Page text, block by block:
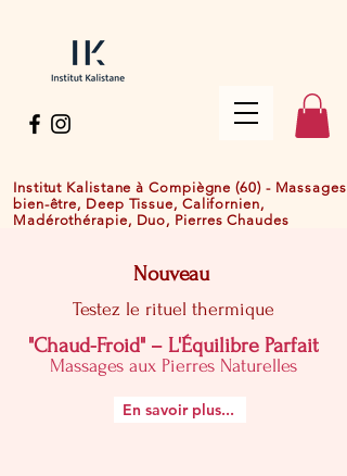
Institut Kalistane à Compiègne (60) - Massages
bien-être, Deep Tissue, Californien,
Madérothérapie, Duo, Pierres Chaudes
Nouveau
Testez le rituel thermique
"Chaud-Froid" – L'Équilibre Parfait
Massages aux Pierres Naturelles
En savoir plus...